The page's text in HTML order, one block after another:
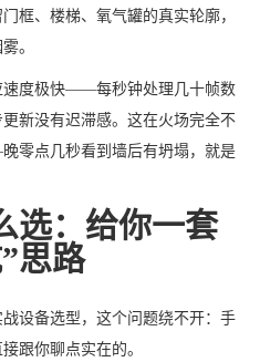
框、楼梯、氧气罐的真实轮廓，
。
速度极快——每秒钟处理几十帧数
新没有迟滞感。这在火场完全不
零点几秒看到墙后有坍塌，就是
选：给你一套
思路
设备选型，这个问题绕不开：手
跟你聊点实在的。